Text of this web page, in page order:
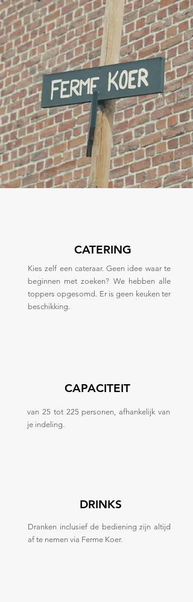
CATERING
Kies zelf een cateraar. Geen idee waar te
beginnen met zoeken? We hebben alle
toppers opgesomd. Er is geen keuken ter
beschikking.
CAPACITEIT
van 25 tot 225 personen, afhankelijk van
je indeling.
DRINKS
Dranken inclusief de bediening zijn altijd
af te nemen via Ferme Koer.